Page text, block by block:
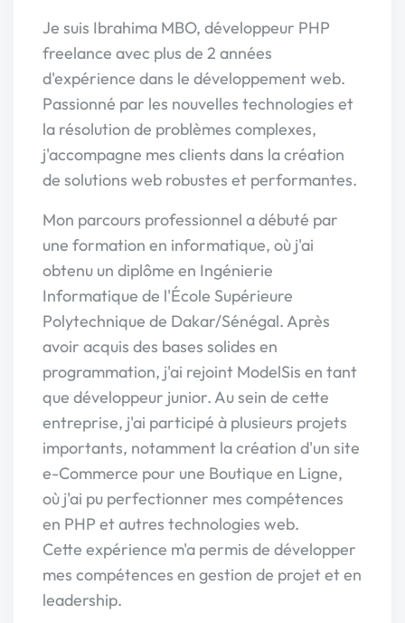
Je suis Ibrahima MBO, développeur PHP
freelance avec plus de 2 années
d'expérience dans le développement web.
Passionné par les nouvelles technologies et
la résolution de problèmes complexes,
j'accompagne mes clients dans la création
de solutions web robustes et performantes.
Mon parcours professionnel a débuté par
une formation en informatique, où j'ai
obtenu un diplôme en Ingénierie
Informatique de l'École Supérieure
Polytechnique de Dakar/Sénégal. Après
avoir acquis des bases solides en
programmation, j'ai rejoint ModelSis en tant
que développeur junior. Au sein de cette
entreprise, j'ai participé à plusieurs projets
importants, notamment la création d'un site
e-Commerce pour une Boutique en Ligne,
où j'ai pu perfectionner mes compétences
en PHP et autres technologies web.
Cette expérience m'a permis de développer
mes compétences en gestion de projet et en
leadership.